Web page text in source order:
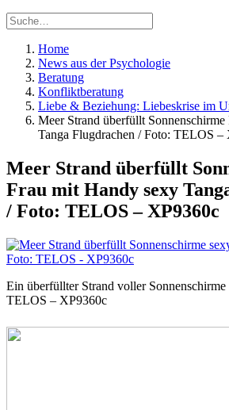
Home
News aus der Psychologie
Beratung
Konfliktberatung
Liebe & Beziehung: Liebeskrise im
Meer Strand überfüllt
Tanga Flugdrachen / Foto: TELOS –
Meer Strand überfüllt
Frau mit Handy sexy
/ Foto: TELOS – XP9360c
Ein überfüllter Strand voller
TELOS – XP9360c